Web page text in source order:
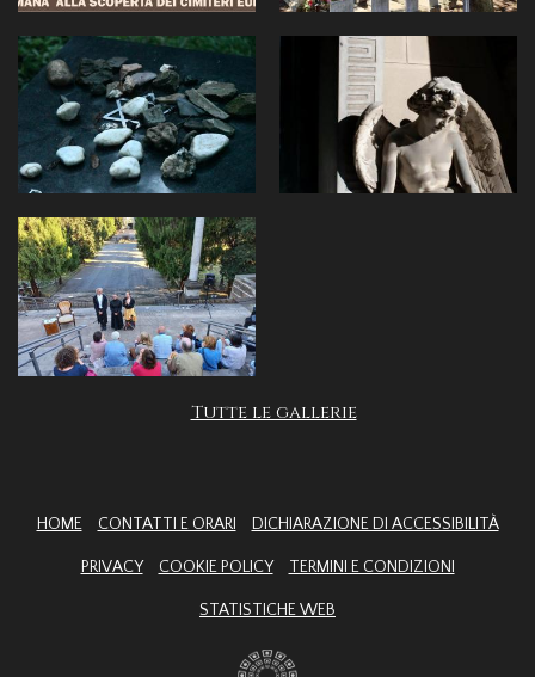
Tutte le gallerie
HOME CONTATTI E ORARI DICHIARAZIONE DI ACCESSIBILITÀ
PRIVACY COOKIE POLICY TERMINI E CONDIZIONI
STATISTICHE WEB